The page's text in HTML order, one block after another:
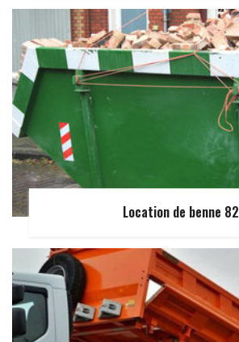
Location de benne 82